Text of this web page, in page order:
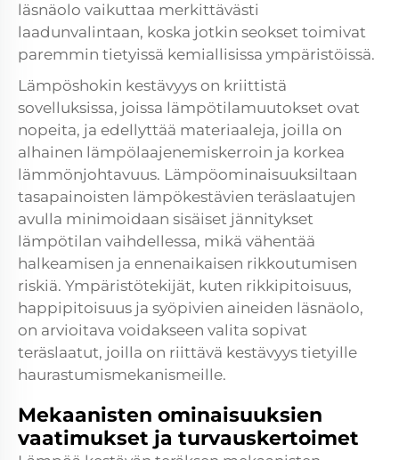
läsnäolo vaikuttaa merkittävästi
laadunvalintaan, koska jotkin seokset toimivat
paremmin tietyissä kemiallisissa ympäristöissä.
Lämpöshokin kestävyys on kriittistä
sovelluksissa, joissa lämpötilamuutokset ovat
nopeita, ja edellyttää materiaaleja, joilla on
alhainen lämpölaajenemiskerroin ja korkea
lämmönjohtavuus. Lämpöominaisuuksiltaan
tasapainoisten lämpökestävien teräslaatujen
avulla minimoidaan sisäiset jännitykset
lämpötilan vaihdellessa, mikä vähentää
halkeamisen ja ennenaikaisen rikkoutumisen
riskiä. Ympäristötekijät, kuten rikkipitoisuus,
happipitoisuus ja syöpivien aineiden läsnäolo,
on arvioitava voidakseen valita sopivat
teräslaatut, joilla on riittävä kestävyys tietyille
haurastumismekanismeille.
Mekaanisten ominaisuuksien
vaatimukset ja turvauskertoimet